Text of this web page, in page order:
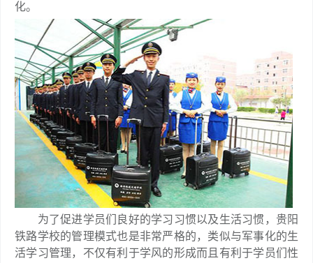
化。
为了促进学员们良好的学习习惯以及生活习惯，贵阳
铁路学校的管理模式也是非常严格的，类似与军事化的生
活学习管理，不仅有利于学风的形成而且有利于学员们性